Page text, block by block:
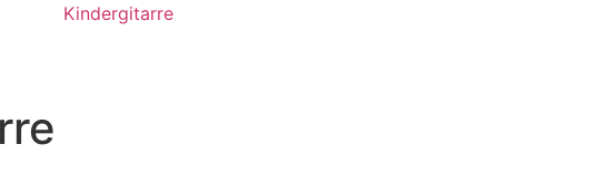
Kindergitarre